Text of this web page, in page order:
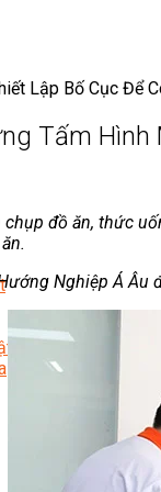
Lập Bố Cục Để
Tấm Hình
đồ ăn, thức
Nghiệp Á Âu